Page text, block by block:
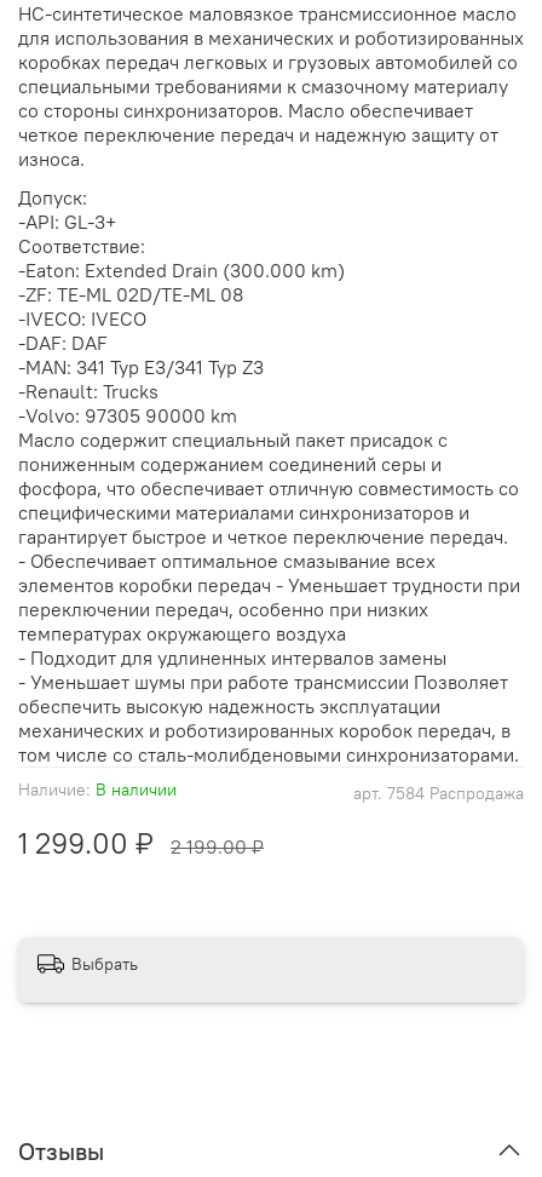
арт. 7584 Распродажа
Наличие: В наличии
1 299.00 ₽ 2 199.00 ₽
HC-синтетическое маловязкое трансмиссионное масло
для использования в механических и роботизированных
коробках передач легковых и грузовых автомобилей со
специальными требованиями к смазочному материалу
со стороны синхронизаторов. Масло обеспечивает
четкое переключение передач и надежную защиту от
износа.
Допуск:
-API: GL-3+
Соответствие:
-Eaton: Extended Drain (300.000 km)
-ZF: TE-ML 02D/TE-ML 08
-IVECO: IVECO
-DAF: DAF
-MAN: 341 Typ E3/341 Typ Z3
-Renault: Trucks
-Volvo: 97305 90000 km
Масло содержит специальный пакет присадок с
пониженным содержанием соединений серы и
фосфора, что обеспечивает отличную совместимость со
специфическими материалами синхронизаторов и
гарантирует быстрое и четкое переключение передач.
- Обеспечивает оптимальное смазывание всех
элементов коробки передач - Уменьшает трудности при
переключении передач, особенно при низких
температурах окружающего воздуха
- Подходит для удлиненных интервалов замены
- Уменьшает шумы при работе трансмиссии Позволяет
обеспечить высокую надежность эксплуатации
механических и роботизированных коробок передач, в
том числе со сталь-молибденовыми синхронизаторами.
Выбрать
Отзывы